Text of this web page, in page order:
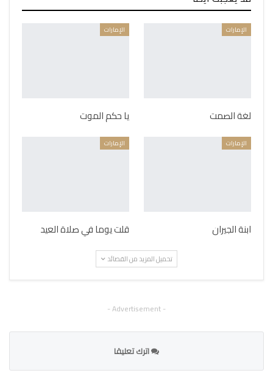
الإمارات
لغة الصمت
الإمارات
يا حكم الموت
الإمارات
ابنة الجيران
الإمارات
قلت يوما في صلاة العيد
تحميل المزيد من القصائد
- Advertisement -
اترك تعليقا